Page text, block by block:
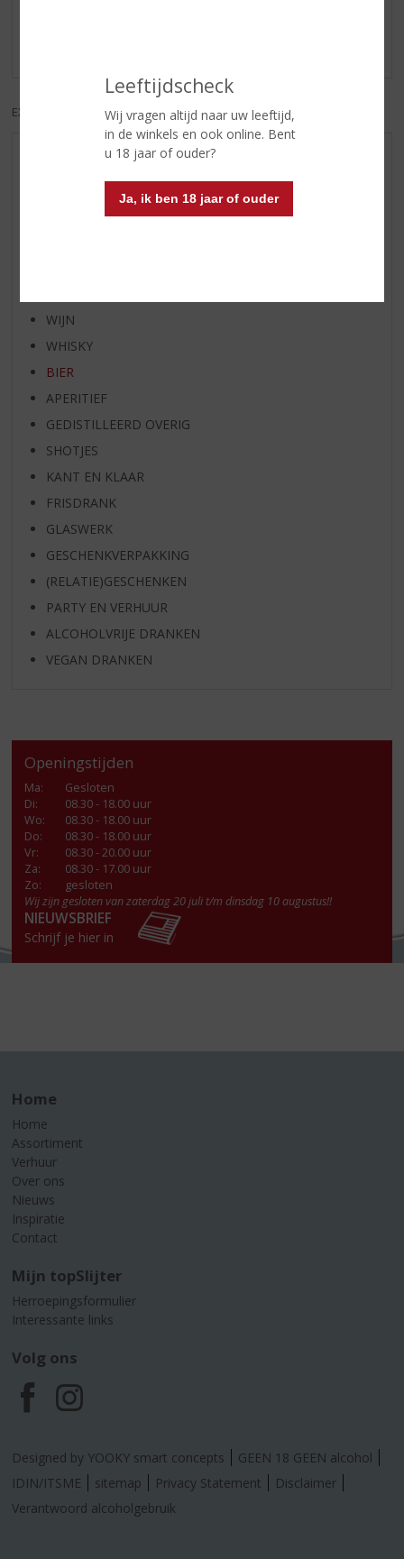
Leeftijdscheck
Wij vragen altijd naar uw leeftijd,
in de winkels en ook online. Bent
u 18 jaar of ouder?
Ja, ik ben 18 jaar of ouder
EXCL. BTW INCL. BTW
AANBIEDINGEN
RUM VAN DE MAAND
WIJN
WHISKY
BIER
APERITIEF
GEDISTILLEERD OVERIG
SHOTJES
KANT EN KLAAR
FRISDRANK
GLASWERK
GESCHENKVERPAKKING
(RELATIE)GESCHENKEN
PARTY EN VERHUUR
ALCOHOLVRIJE DRANKEN
VEGAN DRANKEN
Openingstijden
Ma:
Gesloten
Di:
08.30 - 18.00 uur
Wo:
08.30 - 18.00 uur
Do:
08.30 - 18.00 uur
Vr:
08.30 - 20.00 uur
Za:
08.30 - 17.00 uur
Zo:
gesloten
Wij zijn gesloten van zaterdag 20 juli t/m dinsdag 10 augustus!!
NIEUWSBRIEF
Schrijf je hier in
Home
Home
Assortiment
Verhuur
Over ons
Nieuws
Inspiratie
Contact
Mijn topSlijter
Herroepingsformulier
Interessante links
Volg ons
F
a
c
I
n
s
Designed by YOOKY smart concepts
GEEN 18 GEEN alcohol
IDIN/ITSME
sitemap Privacy Statement
Disclaimer
Verantwoord alcoholgebruik